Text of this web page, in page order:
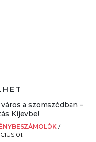
város a szomszédban –
Kijevbe!
/
01.